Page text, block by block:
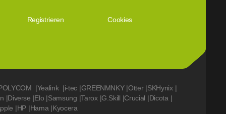
Registrieren Cookies
|Yealink |i-tec |GREENMNKY |Otter |SKHynix |
|Diverse |Elo |Samsung |Tarox |G.Skill |Crucial |Dicota |
|HP |Hama |Kyocera